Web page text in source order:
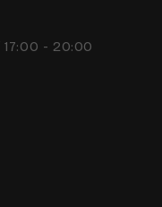
17:00 - 20:00